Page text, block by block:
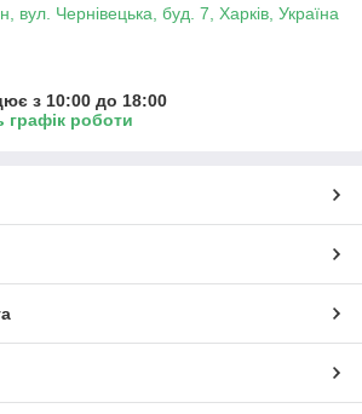
вул. Чернівецька, буд. 7, Харків, Україна
з 10:00 до 18:00
графік роботи